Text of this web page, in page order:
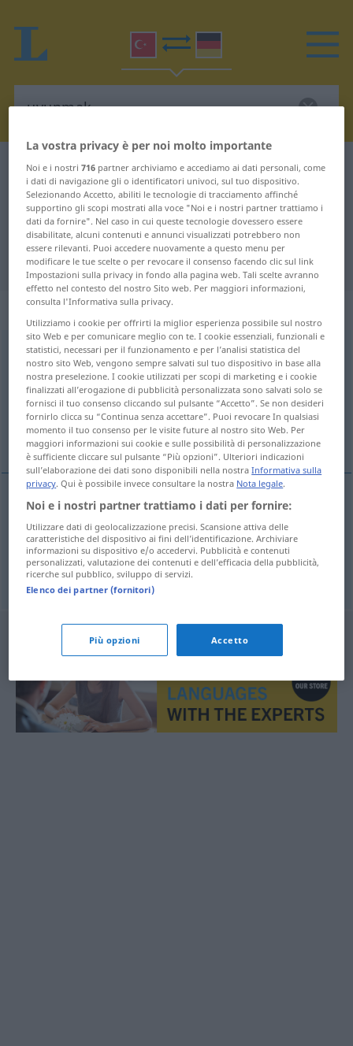
Dizionario Turco-Tedesco uyunmak
Traduzione Turco-Tedesco per
"uyunmak"
"uyunmak" traduzione Tedesco
„uyunmak“
uyunmak <pass →uyumak>
Panoramica di tutte le traduzion
(Fai clic sulla/Tocca traduzione per maggiori dettagli)
man schläft
esempi
uyunur
man schläft
La vostra privacy è per noi molto importante
Noi e i nostri716 partner archiviamo e accediamo ai dati personali, come
i dati di navigazione gli o identificatori univoci, sul tuo dispositivo.
Selezionando Accetto, abiliti le tecnologie di tracciamento affinché
supportino gli scopi mostrati alla voce "Noi e i nostri partner trattiamo i
dati da fornire". Nel caso in cui queste tecnologie dovessero essere
disabilitate, alcuni contenuti e annunci visualizzati potrebbero non
essere rilevanti. Puoi accedere nuovamente a questo menu per
modificare le tue scelte o per revocare il consenso facendo clic sul link
Impostazioni sulla privacy in fondo alla pagina web. Tali scelte avranno
effetto nel contesto del nostro Sito web. Per maggiori informazioni,
consulta l'Informativa sulla privacy.
Utilizziamo i cookie per offrirti la miglior esperienza possibile sul nostro
sito Web e per comunicare meglio con te. I cookie essenziali, funzionali e
statistici, necessari per il funzionamento e per l’analisi statistica del
nostro sito Web, vengono sempre salvati sul tuo dispositivo in base alla
nostra preselezione. I cookie utilizzati per scopi di marketing e i cookie
finalizzati all’erogazione di pubblicità personalizzata sono salvati solo se
fornisci il tuo consenso cliccando sul pulsante “Accetto”. Se non desideri
fornirlo clicca su “Continua senza accettare”. Puoi revocare In qualsiasi
momento il tuo consenso per le visite future al nostro sito Web. Per
maggiori informazioni sui cookie e sulle possibilità di personalizzazione
è sufficiente cliccare sul pulsante “Più opzioni”. Ulteriori indicazioni
sull’elaborazione dei dati sono disponibili nella nostraInformativa sulla
privacy. Qui è possibile invece consultare la nostra Nota legale.
Noi e i nostri partner trattiamo i dati per fornire:
Utilizzare dati di geolocalizzazione precisi. Scansione attiva delle
caratteristiche del dispositivo ai fini dell’identificazione. Archiviare
informazioni su dispositivo e/o accedervi. Pubblicità e contenuti
personalizzati, valutazione dei contenuti e dell’efficacia della pubblicità,
ricerche sul pubblico, sviluppo di servizi.
Elenco dei partner (fornitori)
Più opzioni Accetto